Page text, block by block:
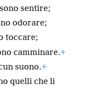
sentire;
odorare;
toccare;
camminare.+
suono.+
quelli che li